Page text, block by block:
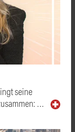
seine
…